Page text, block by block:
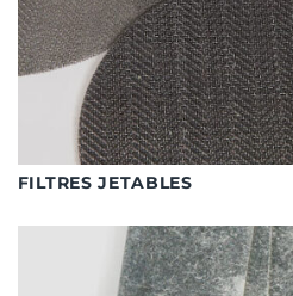
FILTRES JETABLES